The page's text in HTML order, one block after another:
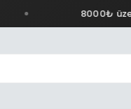
8000₺